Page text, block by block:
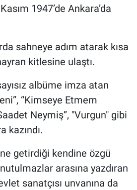
1947’de Ankara’da
sahneye adım atarak kısa
kitlesine ulaştı.
albüme imza atan
“Kimseye Etmem
Neymiş”, "Vurgun" gibi
kazındı.
getirdiği kendine özgü
arasına yazdıran
sanatçısı unvanına da